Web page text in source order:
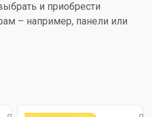
и приобрести
– например, панели или